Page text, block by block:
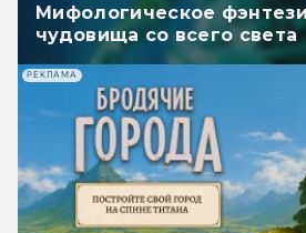
Мифологическое
чудовища со всего света
РЕКЛАМА